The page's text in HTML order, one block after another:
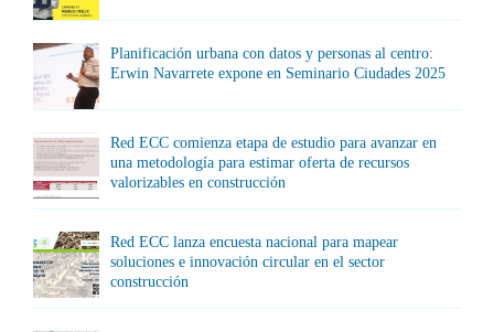
Planificación urbana con datos y personas al centro:
Erwin Navarrete expone en Seminario Ciudades 2025
Red ECC comienza etapa de estudio para avanzar en
una metodología para estimar oferta de recursos
valorizables en construcción
Red ECC lanza encuesta nacional para mapear
soluciones e innovación circular en el sector
construcción